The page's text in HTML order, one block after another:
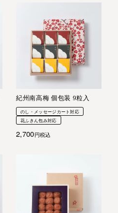
紀州南高梅 個包装 9粒入
のし・メッセージカート対応
花ふきん包み対応
2,700 税込